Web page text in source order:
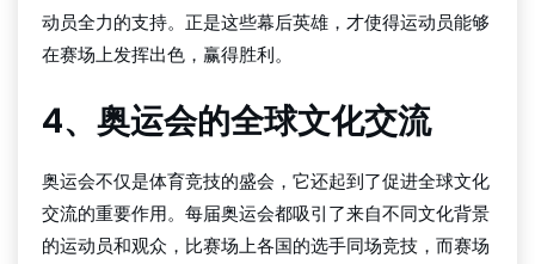
动员全力的支持。正是这些幕后英雄，才使得运动员能够
在赛场上发挥出色，赢得胜利。
4、奥运会的全球文化交流
奥运会不仅是体育竞技的盛会，它还起到了促进全球文化
交流的重要作用。每届奥运会都吸引了来自不同文化背景
的运动员和观众，比赛场上各国的选手同场竞技，而赛场